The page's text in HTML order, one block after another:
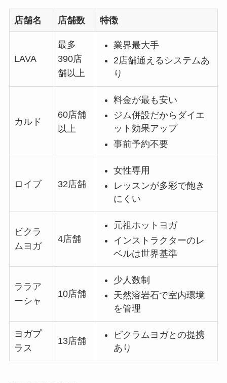
店舗名 店舗数 特徴
LAVA
最多
390店
舗以上
業界最大手
2店舗通えるシステムあ
り
カルド
60店舗
以上
料金が最も安い
ジム併設だからダイエ
ット効果アップ
事前予約不要
ロイブ 32店舗
女性専用
レッスンが多彩で飽き
にくい
ビクラ
ムヨガ
4店舗
元祖ホットヨガ
インストラクターのレ
ベルは世界基準
ララア
ーシャ
10店舗
少人数制
天然溶岩石で室内環境
を管理
ヨガプ
ラス
13店舗
ビクラムヨガとの提携
あり